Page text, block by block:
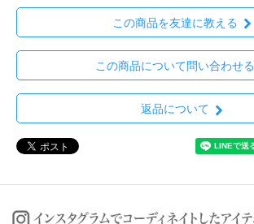
この商品を友達に教える
この商品について問い合わせる
返品について